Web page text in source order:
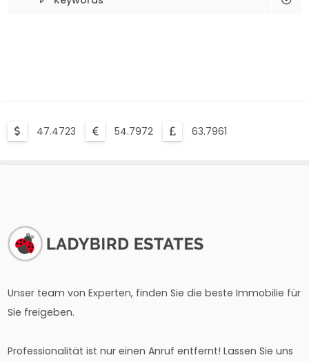
47.4723 54.7972 63.7961
Unser team von Experten, finden Sie die beste Immobilie für
Sie freigeben.
Professionalität ist nur einen Anruf entfernt! Lassen Sie uns